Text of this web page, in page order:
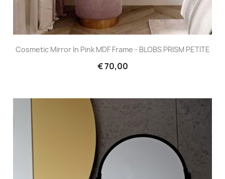
Cosmetic Mirror In Pink MDF Frame - BLOBS PRISM PETITE
€ 70,00